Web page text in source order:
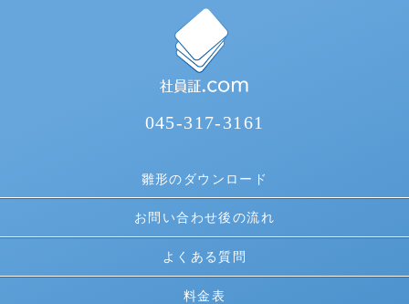
045-317-3161
雛形のダウンロード
お問い合わせ後の流れ
よくある質問
料金表